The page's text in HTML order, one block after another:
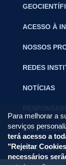
ACESSO À
NOSSOS
REDES
NOTÍCIAS
FALE
INTRANET
Para melhorar a
serviços
terá acesso a
"Rejeitar
necessários